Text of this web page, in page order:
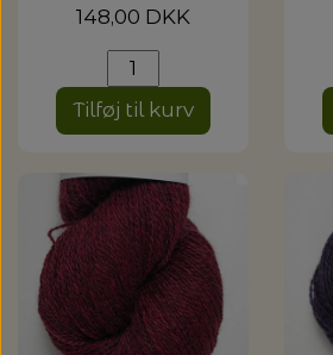
148,00 DKK
Tilføj til kurv